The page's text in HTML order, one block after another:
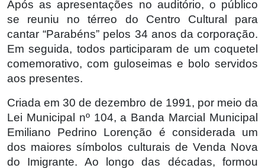
Após as apresentações no auditório, o público
se reuniu no térreo do Centro Cultural para
cantar “Parabéns” pelos 34 anos da corporação.
Em seguida, todos participaram de um coquetel
comemorativo, com guloseimas e bolo servidos
aos presentes.
Criada em 30 de dezembro de 1991, por meio da
Lei Municipal nº 104, a Banda Marcial Municipal
Emiliano Pedrino Lorenção é considerada um
dos maiores símbolos culturais de Venda Nova
do Imigrante. Ao longo das décadas, formou